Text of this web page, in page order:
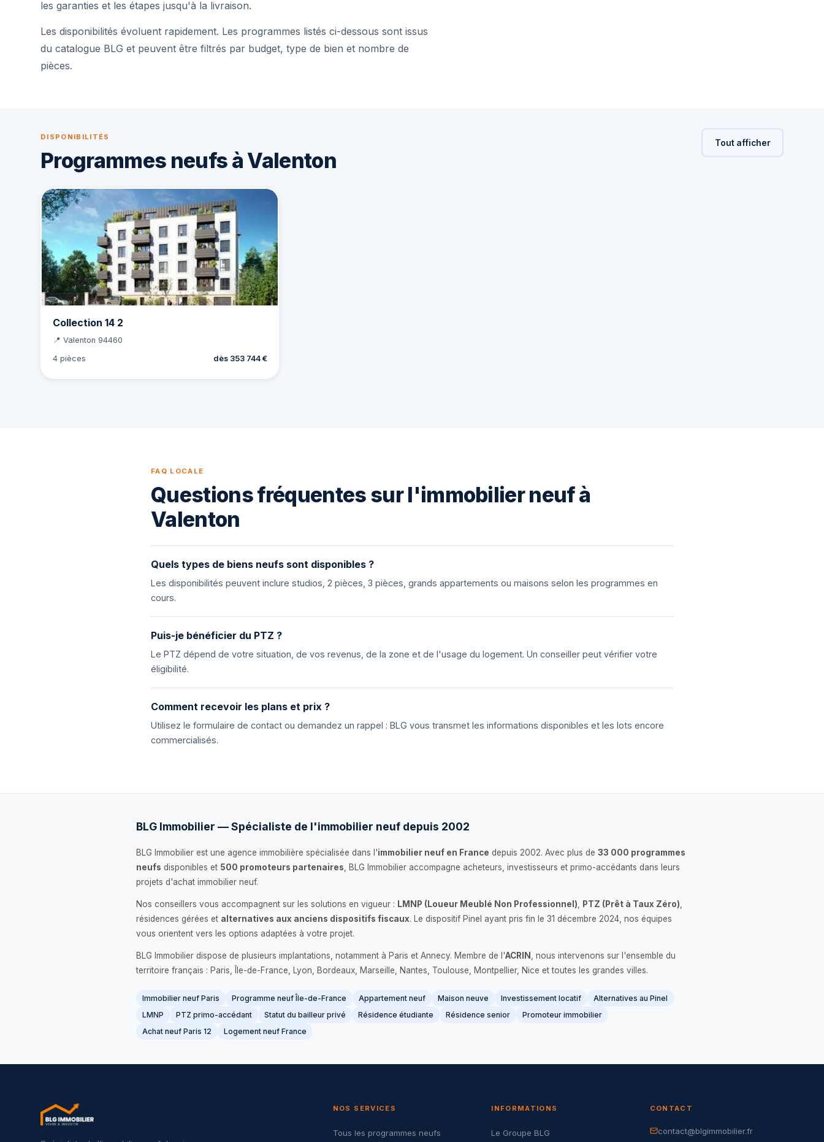
les garanties et les étapes jusqu'à la livraison.
Les disponibilités évoluent rapidement. Les programmes listés ci-dessous sont issus
du catalogue BLG et peuvent être filtrés par budget, type de bien et nombre de
pièces.
DISPONIBILITÉS
Programmes neufs à Valenton
Tout afficher
Collection 14 2
📍 Valenton 94460
4 pièces
dès 353 744 €
FAQ LOCALE
Questions fréquentes sur l'immobilier neuf à
Valenton
Quels types de biens neufs sont disponibles ?
Les disponibilités peuvent inclure studios, 2 pièces, 3 pièces, grands appartements ou maisons selon les programmes en
cours.
Puis-je bénéficier du PTZ ?
Le PTZ dépend de votre situation, de vos revenus, de la zone et de l'usage du logement. Un conseiller peut vérifier votre
éligibilité.
Comment recevoir les plans et prix ?
Utilisez le formulaire de contact ou demandez un rappel : BLG vous transmet les informations disponibles et les lots encore
commercialisés.
BLG Immobilier — Spécialiste de l'immobilier neuf depuis 2002
BLG Immobilier est une agence immobilière spécialisée dans l'immobilier neuf en France depuis 2002. Avec plus de 33 000 programmes
neufs disponibles et 500 promoteurs partenaires , BLG Immobilier accompagne acheteurs, investisseurs et primo-accédants dans leurs
projets d'achat immobilier neuf.
Nos conseillers vous accompagnent sur les solutions en vigueur : LMNP (Loueur Meublé Non Professionnel) PTZ (Prêt à Taux Zéro)
résidences gérées et alternatives aux anciens dispositifs fiscaux. Le dispositif Pinel ayant pris fin le 31 décembre 2024, nos équipes
vous orientent vers les options adaptées à votre projet.
BLG Immobilier dispose de plusieurs implantations, notamment à Paris et Annecy. Membre de l'ACRIN
, nous intervenons sur l'ensemble du
territoire français : Paris, Île-de-France, Lyon, Bordeaux, Marseille, Nantes, Toulouse, Montpellier, Nice et toutes les grandes villes.
Immobilier neuf Paris Programme neuf Île-de-France Appartement neuf Maison neuve Investissement locatif
Alternatives au Pinel
LMNP
PTZ primo-accédant Statut du bailleur privé Résidence étudiante Résidence senior
Promoteur immobilier
Achat neuf Paris 12
Logement neuf France
NOS SERVICES
Tous les programmes neufs
INFORMATIONS
Le Groupe BLG
CONTACT
contact@blgimmobilier.fr